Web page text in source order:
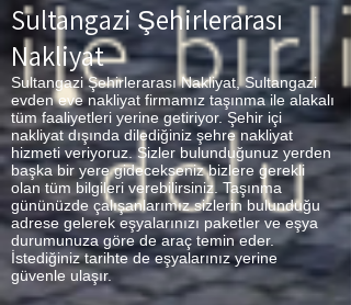
Sultangazi Şehirlerarası
Nakliyat
Sultangazi Şehirlerarası Nakliyat, Sultangazi
evden eve nakliyat firmamız taşınma ile alakalı
tüm faaliyetleri yerine getiriyor. Şehir içi
nakliyat dışında dilediğiniz şehre nakliyat
hizmeti veriyoruz. Sizler bulunduğunuz yerden
başka bir yere gidecekseniz bizlere gerekli
olan tüm bilgileri verebilirsiniz. Taşınma
gününüzde çalışanlarımız sizlerin bulunduğu
adrese gelerek eşyalarınızı paketler ve eşya
durumunuza göre de araç temin eder.
İstediğiniz tarihte de eşyalarınız yerine
güvenle ulaşır.